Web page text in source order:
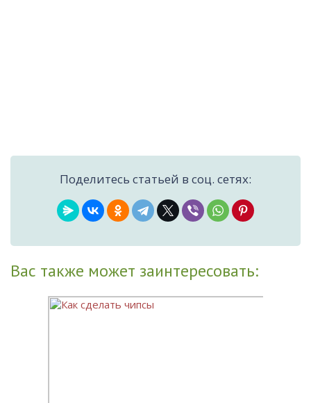
Поделитесь статьей в соц. сетях:
Вас также может заинтересовать: